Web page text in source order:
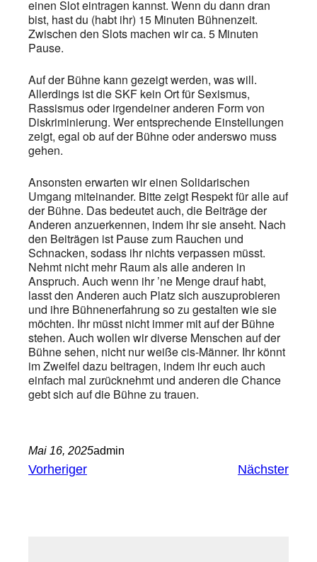
einen Slot eintragen kannst. Wenn du dann dran
bist, hast du (habt ihr) 15 Minuten Bühnenzeit.
Zwischen den Slots machen wir ca. 5 Minuten
Pause.
Auf der Bühne kann gezeigt werden, was will.
Allerdings ist die SKF kein Ort für Sexismus,
Rassismus oder irgendeiner anderen Form von
Diskriminierung. Wer entsprechende Einstellungen
zeigt, egal ob auf der Bühne oder anderswo muss
gehen.
Ansonsten erwarten wir einen Solidarischen
Umgang miteinander. Bitte zeigt Respekt für alle auf
der Bühne. Das bedeutet auch, die Beiträge der
Anderen anzuerkennen, indem ihr sie anseht. Nach
den Beiträgen ist Pause zum Rauchen und
Schnacken, sodass ihr nichts verpassen müsst.
Nehmt nicht mehr Raum als alle anderen in
Anspruch. Auch wenn ihr ’ne Menge drauf habt,
lasst den Anderen auch Platz sich auszuprobieren
und ihre Bühnenerfahrung so zu gestalten wie sie
möchten. Ihr müsst nicht immer mit auf der Bühne
stehen. Auch wollen wir diverse Menschen auf der
Bühne sehen, nicht nur weiße cis-Männer. Ihr könnt
im Zweifel dazu beitragen, indem ihr euch auch
einfach mal zurücknehmt und anderen die Chance
gebt sich auf die Bühne zu trauen.
Mai 16, 2025admin
Vorheriger Nächster